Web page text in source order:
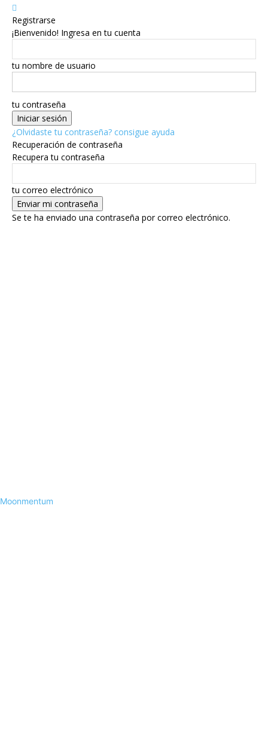
Registrarse
¡Bienvenido! Ingresa en tu cuenta
tu nombre de usuario
tu contraseña
¿Olvidaste tu contraseña? consigue ayuda
Recuperación de contraseña
Recupera tu contraseña
tu correo electrónico
Se te ha enviado una contraseña por correo electrónico.
Moonmentum